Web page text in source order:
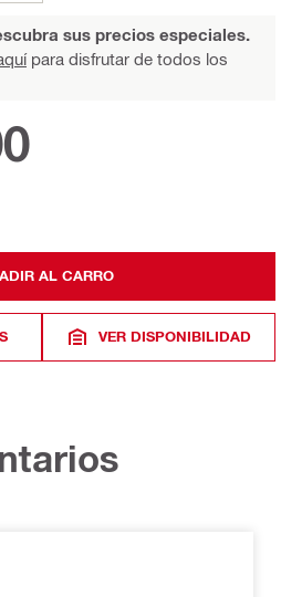
sus precios especiales.
para disfrutar de todos los
AL CARRO
VER DISPONIBILIDAD